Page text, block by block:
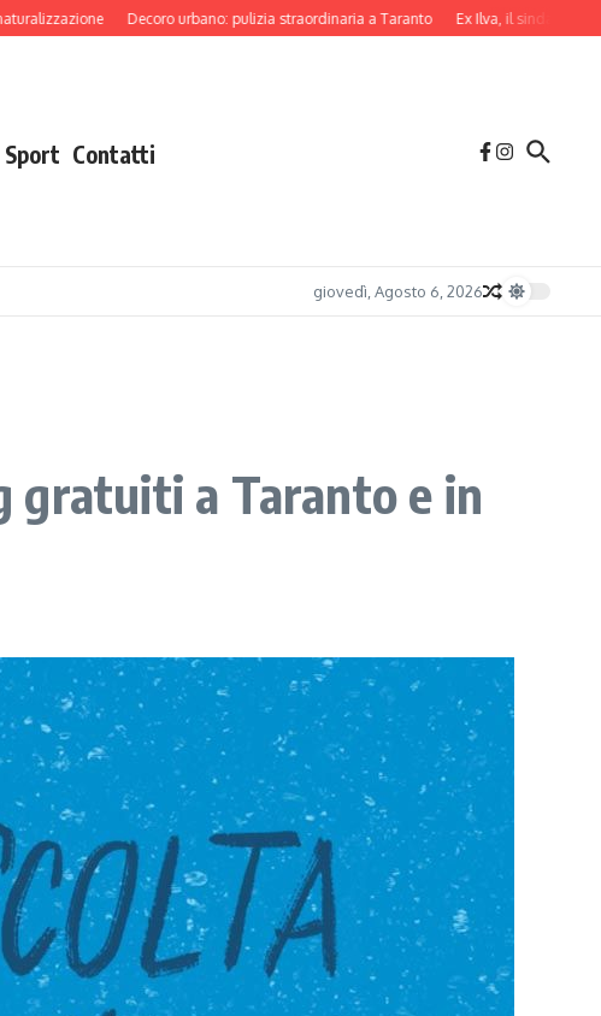
Decoro urbano: pulizia straordinaria a Taranto Ex Ilva, il sindaco di Taranto
Sport Contatti
giovedì, Agosto 6, 2026
gratuiti a Taranto e in